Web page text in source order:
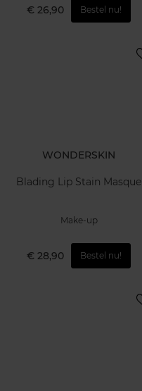
€ 26,90 Bestel nu!
WONDERSKIN
Blading Lip Stain Masque
Make-up
€ 28,90 Bestel nu!